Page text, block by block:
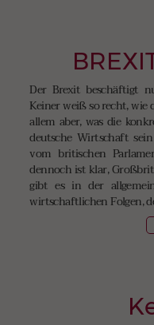
Der Brexit beschäftigt
Keiner weiß so recht, wie
allem aber, was die
deutsche Wirtschaft
vom britischen
dennoch ist klar,
gibt es in der
wirtschaftlichen Folgen,